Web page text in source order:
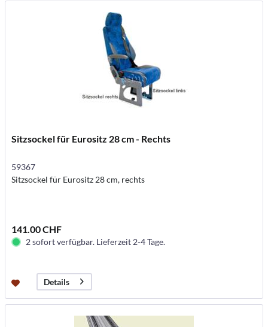
Sitzsockel für Eurositz 28 cm - Rechts
59367
Sitzsockel für Eurositz 28 cm, rechts
141.00 CHF
2 sofort verfügbar. Lieferzeit 2-4 Tage.
Details